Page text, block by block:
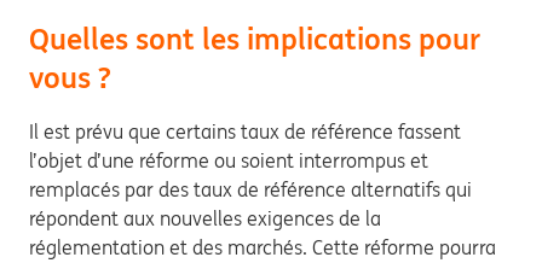
Quelles sont les implications pour
vous ?
Il est prévu que certains taux de référence fassent
l’objet d’une réforme ou soient interrompus et
remplacés par des taux de référence alternatifs qui
répondent aux nouvelles exigences de la
réglementation et des marchés. Cette réforme pourra